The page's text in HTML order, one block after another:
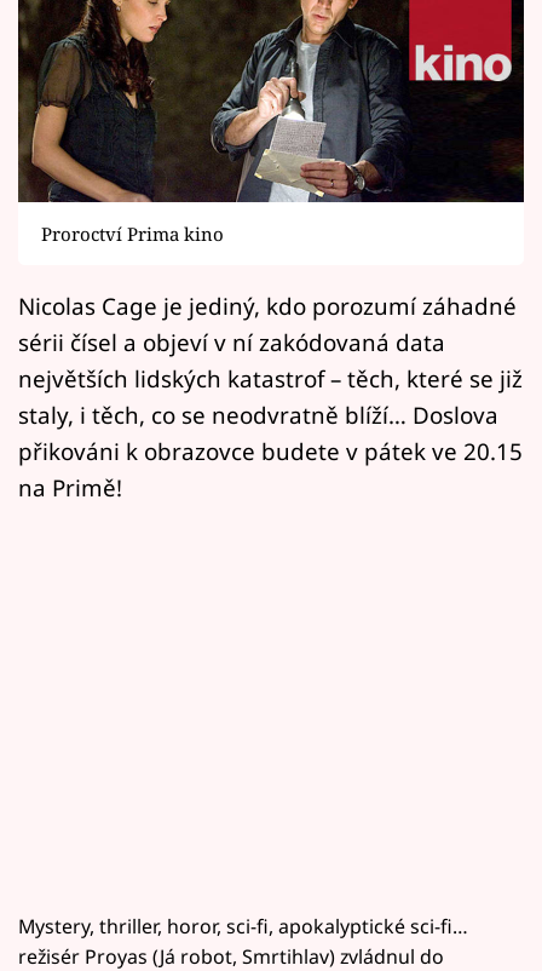
Seriály
Horoskopy
Sledujte prima+
Filmový festival Karlovy Vary
Mámy sobě
Přihlášení
Sledujte nás
Proroctví Prima kino
Nicolas Cage je jediný, kdo porozumí záhadné
sérii čísel a objeví v ní zakódovaná data
největších lidských katastrof – těch, které se již
staly, i těch, co se neodvratně blíží… Doslova
přikováni k obrazovce budete v pátek ve 20.15
na Primě!
Mystery, thriller, horor, sci-fi, apokalyptické sci-fi…
režisér Proyas (Já robot, Smrtihlav) zvládnul do